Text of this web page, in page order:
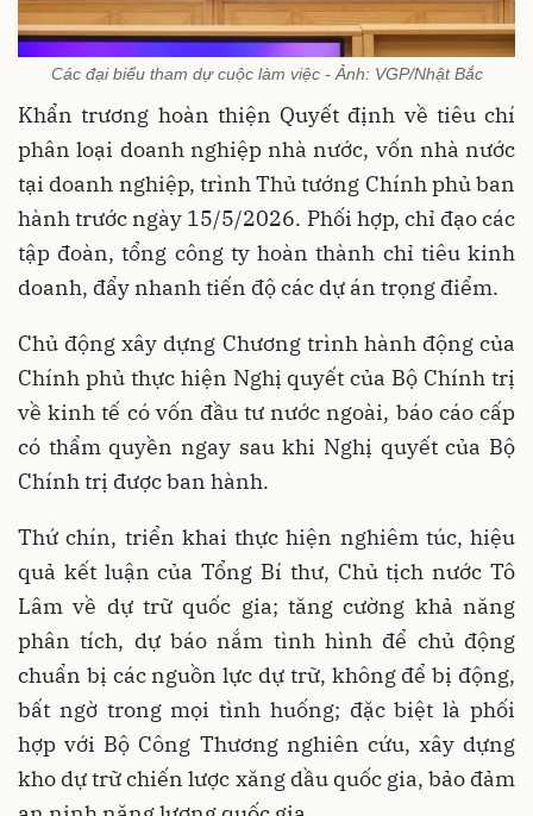
Các đại biểu tham dự cuộc làm việc - Ảnh: VGP/Nhật Bắc
Khẩn trương hoàn thiện Quyết định về tiêu chí
phân loại doanh nghiệp nhà nước, vốn nhà nước
tại doanh nghiệp, trình Thủ tướng Chính phủ ban
hành trước ngày 15/5/2026. Phối hợp, chỉ đạo các
tập đoàn, tổng công ty hoàn thành chỉ tiêu kinh
doanh, đẩy nhanh tiến độ các dự án trọng điểm.
Chủ động xây dựng Chương trình hành động của
Chính phủ thực hiện Nghị quyết của Bộ Chính trị
về kinh tế có vốn đầu tư nước ngoài, báo cáo cấp
có thẩm quyền ngay sau khi Nghị quyết của Bộ
Chính trị được ban hành.
Thứ chín, triển khai thực hiện nghiêm túc, hiệu
quả kết luận của Tổng Bí thư, Chủ tịch nước Tô
Lâm về dự trữ quốc gia; tăng cường khả năng
phân tích, dự báo nắm tình hình để chủ động
chuẩn bị các nguồn lực dự trữ, không để bị động,
bất ngờ trong mọi tình huống; đặc biệt là phối
hợp với Bộ Công Thương nghiên cứu, xây dựng
kho dự trữ chiến lược xăng dầu quốc gia, bảo đảm